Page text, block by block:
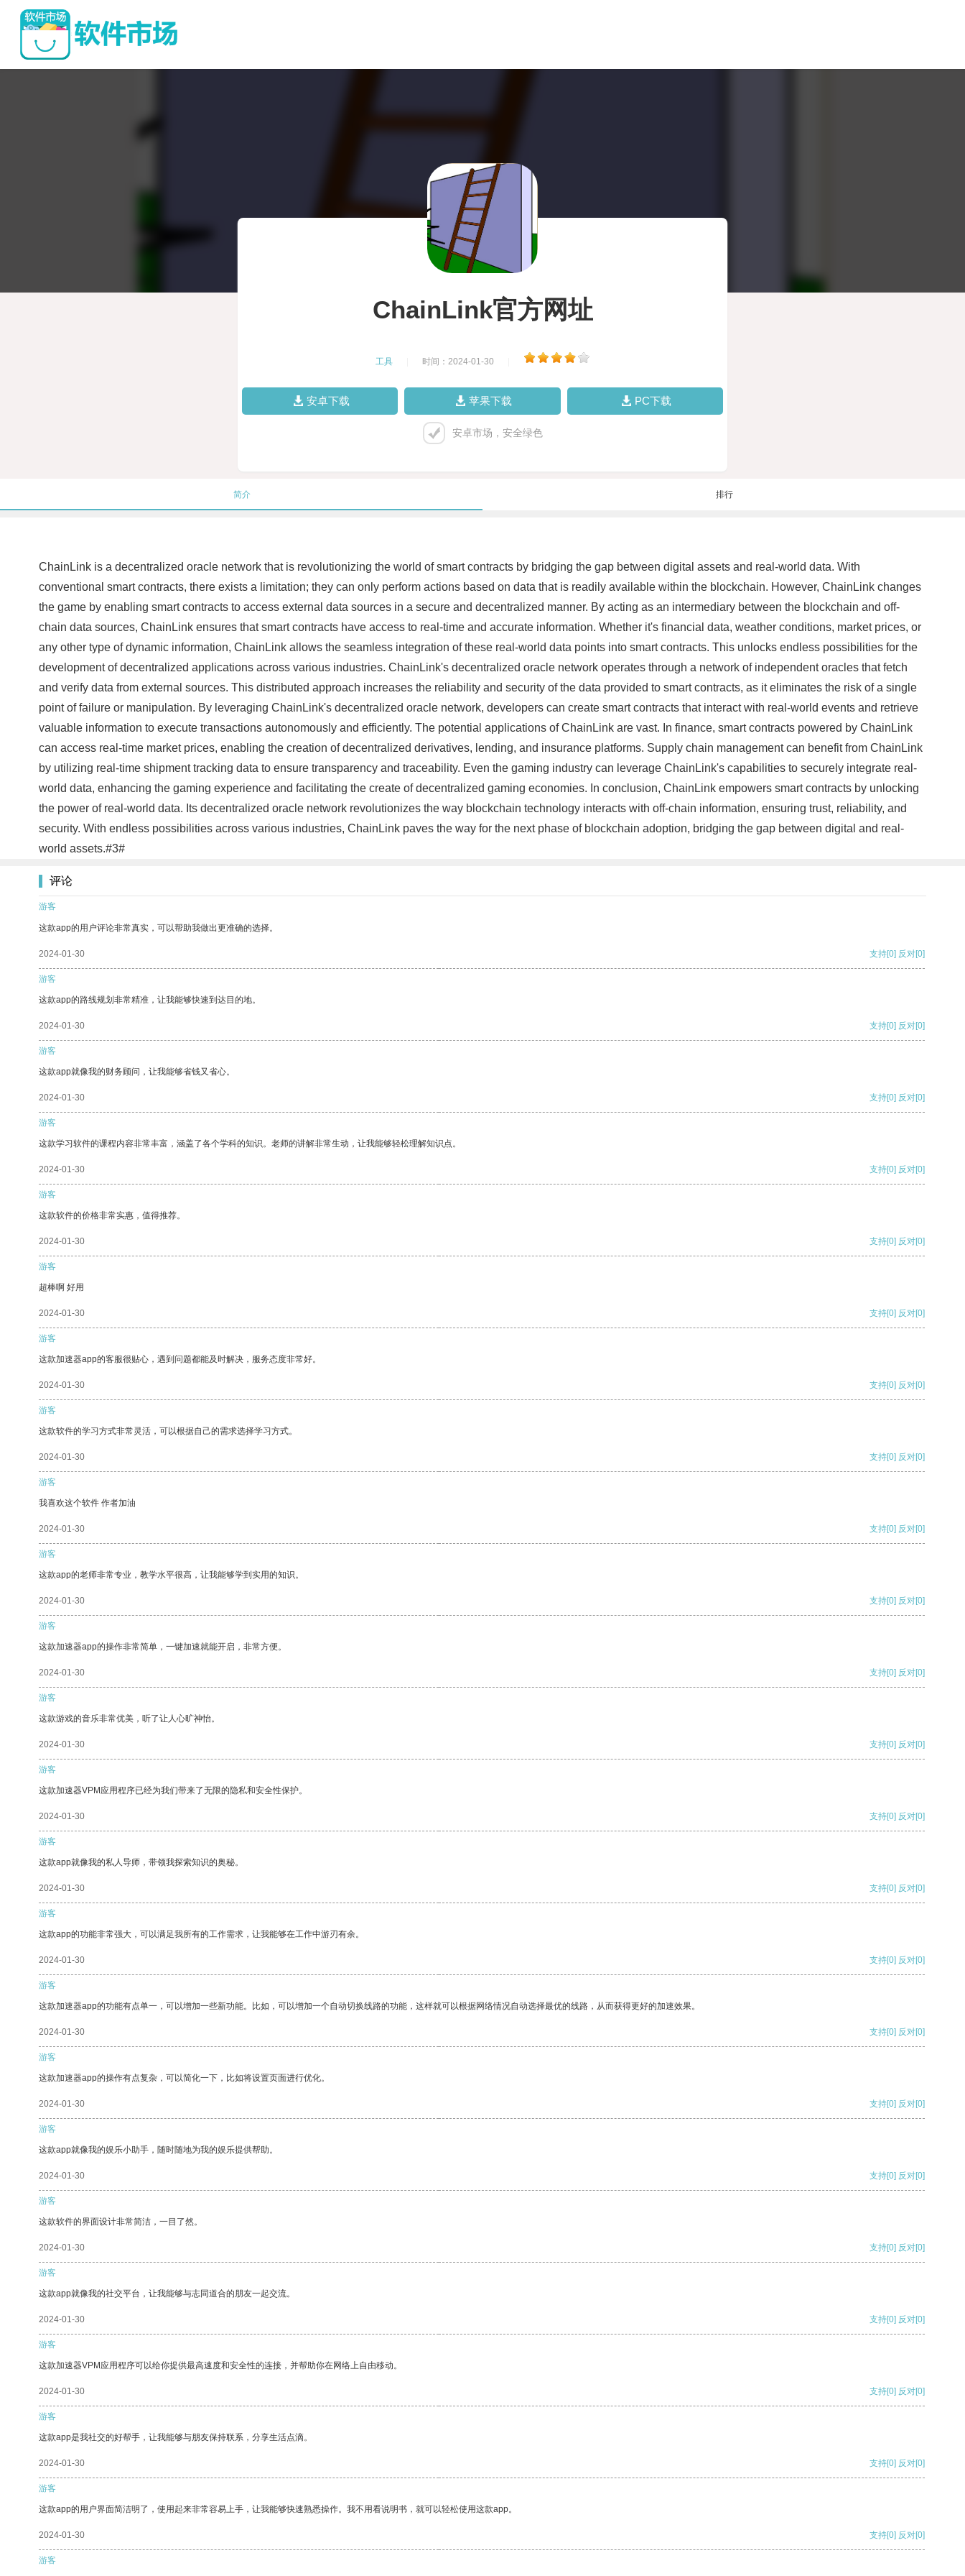
ChainLink官方网址
工具 时间：2024-01-30
安卓下载 苹果下载 PC下载
安卓市场，安全绿色
简介 排行
ChainLink is a decentralized oracle network that is revolutionizing the world of smart contracts by bridging the gap between digital assets and real-world data. With
conventional smart contracts, there exists a limitation; they can only perform actions based on data that is readily available within the blockchain. However, ChainLink changes
the game by enabling smart contracts to access external data sources in a secure and decentralized manner. By acting as an intermediary between the blockchain and off-
chain data sources, ChainLink ensures that smart contracts have access to real-time and accurate information. Whether it's financial data, weather conditions, market prices, or
any other type of dynamic information, ChainLink allows the seamless integration of these real-world data points into smart contracts. This unlocks endless possibilities for the
development of decentralized applications across various industries. ChainLink's decentralized oracle network operates through a network of independent oracles that fetch
and verify data from external sources. This distributed approach increases the reliability and security of the data provided to smart contracts, as it eliminates the risk of a single
point of failure or manipulation. By leveraging ChainLink's decentralized oracle network, developers can create smart contracts that interact with real-world events and retrieve
valuable information to execute transactions autonomously and efficiently. The potential applications of ChainLink are vast. In finance, smart contracts powered by ChainLink
can access real-time market prices, enabling the creation of decentralized derivatives, lending, and insurance platforms. Supply chain management can benefit from ChainLink
by utilizing real-time shipment tracking data to ensure transparency and traceability. Even the gaming industry can leverage ChainLink's capabilities to securely integrate real-
world data, enhancing the gaming experience and facilitating the create of decentralized gaming economies. In conclusion, ChainLink empowers smart contracts by unlocking
the power of real-world data. Its decentralized oracle network revolutionizes the way blockchain technology interacts with off-chain information, ensuring trust, reliability, and
security. With endless possibilities across various industries, ChainLink paves the way for the next phase of blockchain adoption, bridging the gap between digital and real-
world assets.#3#
评论
游客
这款app的用户评论非常真实，可以帮助我做出更准确的选择。
2024-01-30 支持[0] 反对[0]
游客
这款app的路线规划非常精准，让我能够快速到达目的地。
2024-01-30 支持[0] 反对[0]
游客
这款app就像我的财务顾问，让我能够省钱又省心。
2024-01-30 支持[0] 反对[0]
游客
这款学习软件的课程内容非常丰富，涵盖了各个学科的知识。老师的讲解非常生动，让我能够轻松理解知识点。
2024-01-30 支持[0] 反对[0]
游客
这款软件的价格非常实惠，值得推荐。
2024-01-30 支持[0] 反对[0]
游客
超棒啊 好用
2024-01-30 支持[0] 反对[0]
游客
这款加速器app的客服很贴心，遇到问题都能及时解决，服务态度非常好。
2024-01-30 支持[0] 反对[0]
游客
这款软件的学习方式非常灵活，可以根据自己的需求选择学习方式。
2024-01-30 支持[0] 反对[0]
游客
我喜欢这个软件 作者加油
2024-01-30 支持[0] 反对[0]
游客
这款app的老师非常专业，教学水平很高，让我能够学到实用的知识。
2024-01-30 支持[0] 反对[0]
游客
这款加速器app的操作非常简单，一键加速就能开启，非常方便。
2024-01-30 支持[0] 反对[0]
游客
这款游戏的音乐非常优美，听了让人心旷神怡。
2024-01-30 支持[0] 反对[0]
游客
这款加速器VPM应用程序已经为我们带来了无限的隐私和安全性保护。
2024-01-30 支持[0] 反对[0]
游客
这款app就像我的私人导师，带领我探索知识的奥秘。
2024-01-30 支持[0] 反对[0]
游客
这款app的功能非常强大，可以满足我所有的工作需求，让我能够在工作中游刃有余。
2024-01-30 支持[0] 反对[0]
游客
这款加速器app的功能有点单一，可以增加一些新功能。比如，可以增加一个自动切换线路的功能，这样就可以根据网络情况自动选择最优的线路，从而获得更好的加速效果。
2024-01-30 支持[0] 反对[0]
游客
这款加速器app的操作有点复杂，可以简化一下，比如将设置页面进行优化。
2024-01-30 支持[0] 反对[0]
游客
这款app就像我的娱乐小助手，随时随地为我的娱乐提供帮助。
2024-01-30 支持[0] 反对[0]
游客
这款软件的界面设计非常简洁，一目了然。
2024-01-30 支持[0] 反对[0]
游客
这款app就像我的社交平台，让我能够与志同道合的朋友一起交流。
2024-01-30 支持[0] 反对[0]
游客
这款加速器VPM应用程序可以给你提供最高速度和安全性的连接，并帮助你在网络上自由移动。
2024-01-30 支持[0] 反对[0]
游客
这款app是我社交的好帮手，让我能够与朋友保持联系，分享生活点滴。
2024-01-30 支持[0] 反对[0]
游客
这款app的用户界面简洁明了，使用起来非常容易上手，让我能够快速熟悉操作。我不用看说明书，就可以轻松使用这款app。
2024-01-30 支持[0] 反对[0]
游客